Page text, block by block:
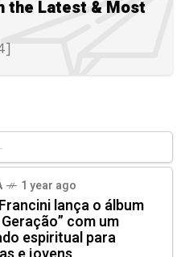
the Latest & Most
1 year ago
lança o álbum
com um
espiritual para